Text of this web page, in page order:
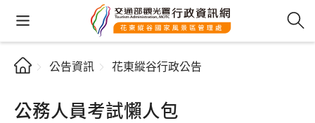
公告資訊 花東縱谷行政公告
公務人員考試懶人包